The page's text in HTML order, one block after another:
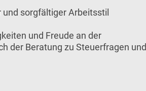
sorgfältiger Arbeitsstil
und Freude an der
der Beratung zu Steuerfragen und